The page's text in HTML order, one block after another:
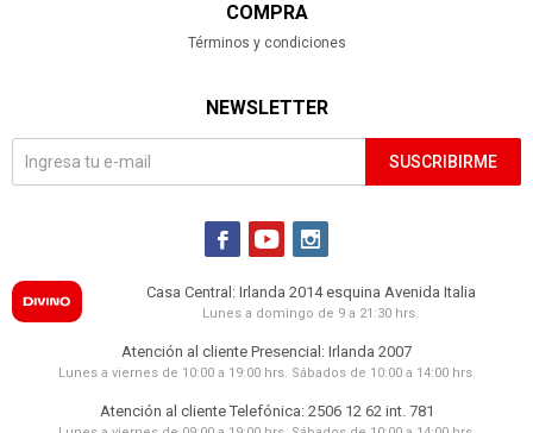
COMPRA
Términos y condiciones
NEWSLETTER
SUSCRIBIRME
  
Casa Central: Irlanda 2014 esquina Avenida Italia
Lunes a domingo de 9 a 21:30 hrs.
Atención al cliente Presencial: Irlanda 2007
Lunes a viernes de 10:00 a 19:00 hrs. Sábados de 10:00 a 14:00 hrs.
Atención al cliente Telefónica: 2506 12 62 int. 781